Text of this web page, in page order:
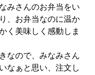
みさんのお弁当をい
、お弁当なのに温か
く美味しく感動しま
なので、みなみさん
なぁと思い、注文し